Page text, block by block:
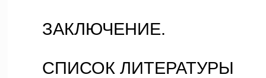
ЗАКЛЮЧЕНИЕ.
СПИСОК ЛИТЕРАТУРЫ